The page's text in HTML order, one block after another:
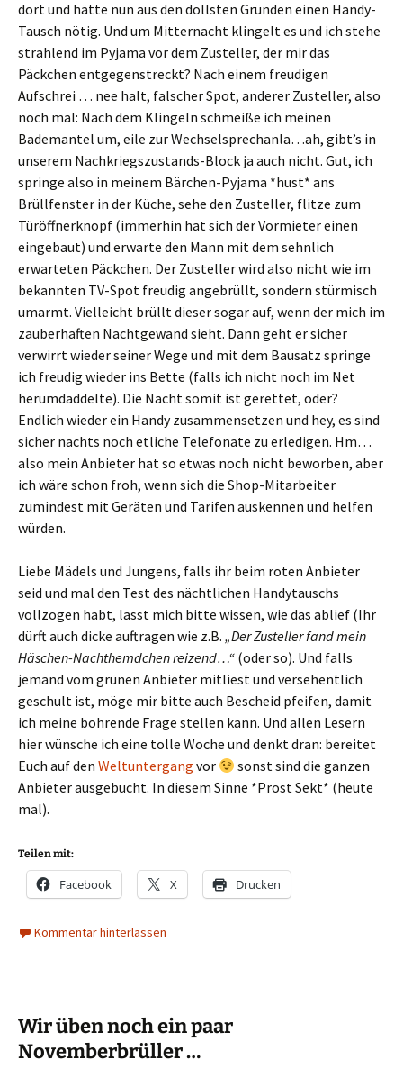
dort und hätte nun aus den dollsten Gründen einen Handy-
Tausch nötig. Und um Mitternacht klingelt es und ich stehe
strahlend im Pyjama vor dem Zusteller, der mir das
Päckchen entgegenstreckt? Nach einem freudigen
Aufschrei … nee halt, falscher Spot, anderer Zusteller, also
noch mal: Nach dem Klingeln schmeiße ich meinen
Bademantel um, eile zur Wechselsprechanla…ah, gibt’s in
unserem Nachkriegszustands-Block ja auch nicht. Gut, ich
springe also in meinem Bärchen-Pyjama *hust* ans
Brüllfenster in der Küche, sehe den Zusteller, flitze zum
Türöffnerknopf (immerhin hat sich der Vormieter einen
eingebaut) und erwarte den Mann mit dem sehnlich
erwarteten Päckchen. Der Zusteller wird also nicht wie im
bekannten TV-Spot freudig angebrüllt, sondern stürmisch
umarmt. Vielleicht brüllt dieser sogar auf, wenn der mich im
zauberhaften Nachtgewand sieht. Dann geht er sicher
verwirrt wieder seiner Wege und mit dem Bausatz springe
ich freudig wieder ins Bette (falls ich nicht noch im Net
herumdaddelte). Die Nacht somit ist gerettet, oder?
Endlich wieder ein Handy zusammensetzen und hey, es sind
sicher nachts noch etliche Telefonate zu erledigen. Hm…
also mein Anbieter hat so etwas noch nicht beworben, aber
ich wäre schon froh, wenn sich die Shop-Mitarbeiter
zumindest mit Geräten und Tarifen auskennen und helfen
würden.
Liebe Mädels und Jungens, falls ihr beim roten Anbieter
seid und mal den Test des nächtlichen Handytauschs
vollzogen habt, lasst mich bitte wissen, wie das ablief (Ihr
dürft auch dicke auftragen wie z.B. „Der Zusteller fand mein
Häschen-Nachthemdchen reizend…“ (oder so). Und falls
jemand vom grünen Anbieter mitliest und versehentlich
geschult ist, möge mir bitte auch Bescheid pfeifen, damit
ich meine bohrende Frage stellen kann. Und allen Lesern
hier wünsche ich eine tolle Woche und denkt dran: bereitet
Euch auf den Weltuntergang vor
sonst sind die ganzen
Anbieter ausgebucht. In diesem Sinne *Prost Sekt* (heute
mal).
Teilen mit:
Facebook X Drucken
Kommentar hinterlassen
Wir üben noch ein paar
Novemberbrüller …